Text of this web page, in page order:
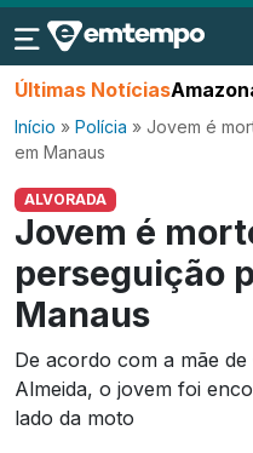
Últimas Notícias
Início » Polícia » Jovem é
em Manaus
ALVORADA
Jovem é
perseguição
Manaus
De acordo com a mãe
Almeida, o jovem foi
lado da moto